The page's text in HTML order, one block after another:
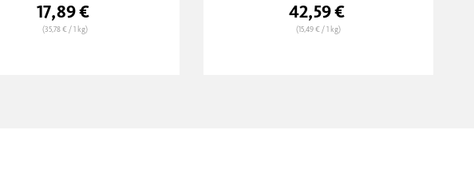
17,89 €
(35,78 €/ 1 kg)
42,59 €
(15,49 €/ 1 kg)